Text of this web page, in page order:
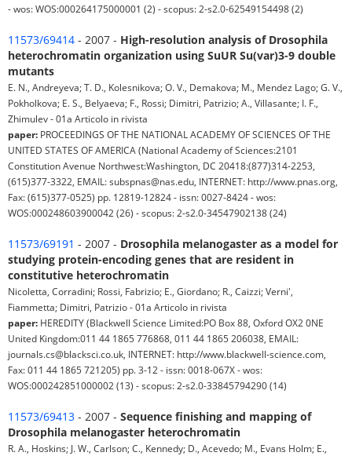
- wos: WOS:000264175000001 (2) - scopus: 2-s2.0-62549154498 (2)
11573/69414 - 2007 - High-resolution analysis of Drosophila
heterochromatin organization using SuUR Su(var)3-9 double
mutants
E. N., Andreyeva; T. D., Kolesnikova; O. V., Demakova; M., Mendez Lago; G. V.,
Pokholkova; E. S., Belyaeva; F., Rossi; Dimitri, Patrizio; A., Villasante; I. F.,
Zhimulev - 01a Articolo in rivista
paper: PROCEEDINGS OF THE NATIONAL ACADEMY OF SCIENCES OF THE
UNITED STATES OF AMERICA (National Academy of Sciences:2101
Constitution Avenue Northwest:Washington, DC 20418:(877)314-2253,
(615)377-3322, EMAIL: subspnas@nas.edu, INTERNET: http://www.pnas.org,
Fax: (615)377-0525) pp. 12819-12824 - issn: 0027-8424 - wos:
WOS:000248603900042 (26) - scopus: 2-s2.0-34547902138 (24)
11573/69191 - 2007 - Drosophila melanogaster as a model for
studying protein-encoding genes that are resident in
constitutive heterochromatin
Nicoletta, Corradini; Rossi, Fabrizio; E., Giordano; R., Caizzi; Verni',
Fiammetta; Dimitri, Patrizio - 01a Articolo in rivista
paper: HEREDITY (Blackwell Science Limited:PO Box 88, Oxford OX2 0NE
United Kingdom:011 44 1865 776868, 011 44 1865 206038, EMAIL:
journals.cs@blacksci.co.uk, INTERNET: http://www.blackwell-science.com,
Fax: 011 44 1865 721205) pp. 3-12 - issn: 0018-067X - wos:
WOS:000242851000002 (13) - scopus: 2-s2.0-33845794290 (14)
11573/69413 - 2007 - Sequence finishing and mapping of
Drosophila melanogaster heterochromatin
R. A., Hoskins; J. W., Carlson; C., Kennedy; D., Acevedo; M., Evans Holm; E.,